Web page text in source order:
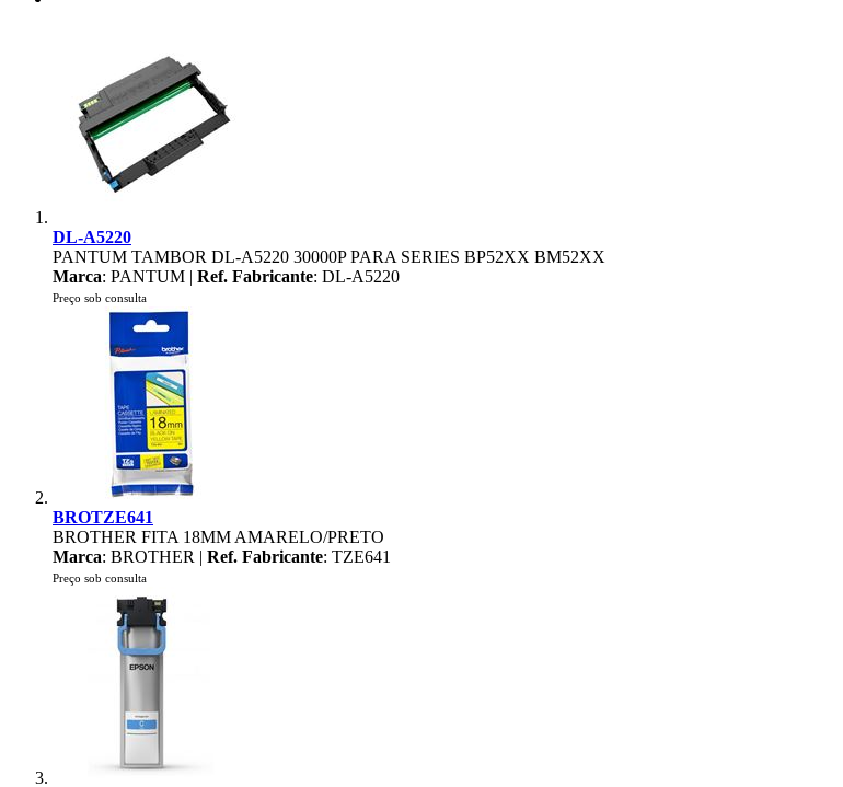
DL-A5220
PANTUM TAMBOR DL-A5220 30000P PARA SERIES BP52XX BM52XX
Marca: PANTUM | Ref. Fabricante: DL-A5220
Preço sob consulta
BROTZE641
BROTHER FITA 18MM AMARELO/PRETO
Marca: BROTHER | Ref. Fabricante: TZE641
Preço sob consulta